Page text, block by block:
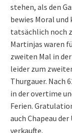
stehen, als den
bewies Moral und
tatsächlich noch
Martinjas waren
zweiten Mal in
leider zum
Thurgauer. Nach
in der overtime
Ferien.
auch Chapeau
verkaufte.